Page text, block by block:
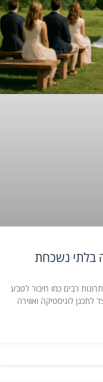
בלתי נשכחת
רבים כמו חיבור לטבע
לתכנן לוגיסטיקה ואווירה